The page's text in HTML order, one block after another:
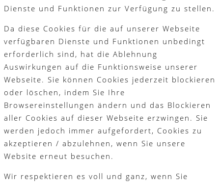
Dienste und Funktionen zur Verfügung zu stellen.
Da diese Cookies für die auf unserer Webseite
verfügbaren Dienste und Funktionen unbedingt
erforderlich sind, hat die Ablehnung
Auswirkungen auf die Funktionsweise unserer
Webseite. Sie können Cookies jederzeit blockieren
oder löschen, indem Sie Ihre
Browsereinstellungen ändern und das Blockieren
aller Cookies auf dieser Webseite erzwingen. Sie
werden jedoch immer aufgefordert, Cookies zu
akzeptieren / abzulehnen, wenn Sie unsere
Website erneut besuchen.
Wir respektieren es voll und ganz, wenn Sie